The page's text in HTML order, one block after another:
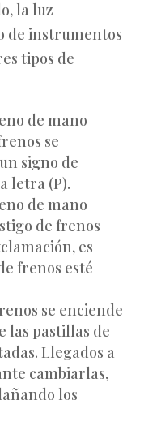
la luz
de instrumentos
tipos de
de mano
se
signo de
letra (P).
de mano
de frenos
es
frenos esté
se enciende
las pastillas de
Llegados a
cambiarlas,
los